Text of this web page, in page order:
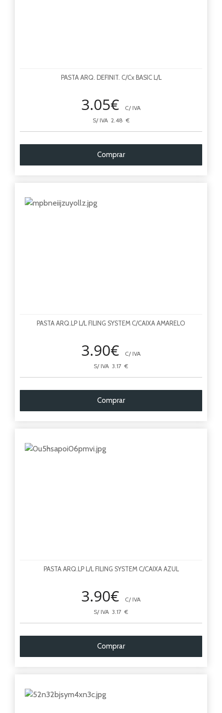
PASTA ARQ. DEFINIT. C/Cx BASIC L/L
3.05€
C/ IVA
S/ IVA 2.48 €
Comprar
PASTA ARQ.LP L/L FILING SYSTEM C/CAIXA AMARELO
3.90€
C/ IVA
S/ IVA 3.17 €
Comprar
PASTA ARQ.LP L/L FILING SYSTEM C/CAIXA AZUL
3.90€
C/ IVA
S/ IVA 3.17 €
Comprar